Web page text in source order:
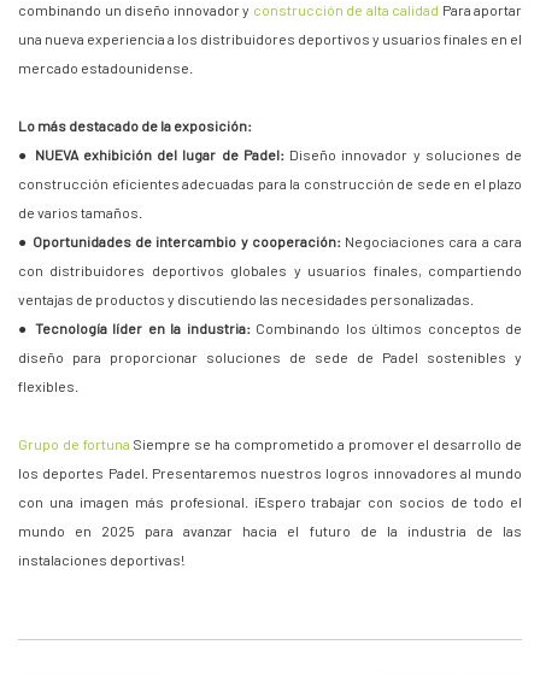
combinando un diseño innovador y construcción de alta calidad Para aportar
una nueva experiencia a los distribuidores deportivos y usuarios finales en el
mercado estadounidense.
Lo más destacado de la exposición:
● NUEVA exhibición del lugar de Padel:Diseño innovador y soluciones de
construcción eficientes adecuadas para la construcción de sede en el plazo
de varios tamaños.
● Oportunidades de intercambio y cooperación: Negociaciones cara a cara
con distribuidores deportivos globales y usuarios finales, compartiendo
ventajas de productos y discutiendo las necesidades personalizadas.
● Tecnología líder en la industria:Combinando los últimos conceptos de
diseño para proporcionar soluciones de sede de Padel sostenibles y
flexibles.
Grupo de fortuna Siempre se ha comprometido a promover el desarrollo de
los deportes Padel. Presentaremos nuestros logros innovadores al mundo
con una imagen más profesional. ¡Espero trabajar con socios de todo el
mundo en 2025 para avanzar hacia el futuro de la industria de las
instalaciones deportivas!